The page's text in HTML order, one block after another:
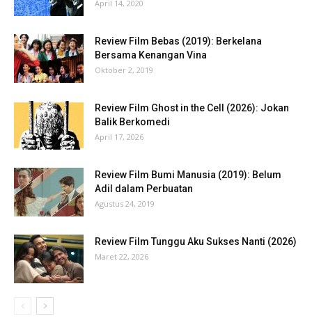
April 14, 2020
Review Film Bebas (2019): Berkelana
Bersama Kenangan Vina
Oktober 2, 2019
Review Film Ghost in the Cell (2026): Jokan
Balik Berkomedi
April 17, 2026
Review Film Bumi Manusia (2019): Belum
Adil dalam Perbuatan
Agustus 24, 2019
Review Film Tunggu Aku Sukses Nanti (2026)
Maret 22, 2026